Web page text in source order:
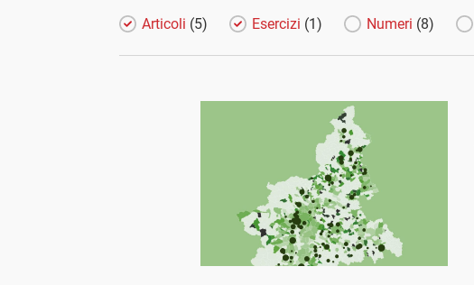
Articoli (5) Esercizi (1) Numeri (8)